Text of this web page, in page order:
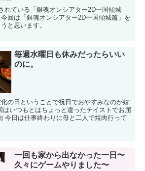
れている「銀魂オンシアター2D一国傾城
回は「銀魂オンシアター2D一国傾城篇」を
と思います。
毎週水曜日も休みだったらいい
のに。
の日ということで祝日でおやすみなのが嬉
はいつもとはちょっと違ったテイストでお届
今日は仕事終わりに母と二人で焼肉行って
一回も家から出なかった一日〜
久々にゲームやりました〜